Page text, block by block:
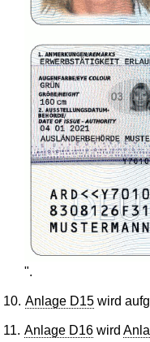
".
10. Anlage D15 wird
11. Anlage D16 wird